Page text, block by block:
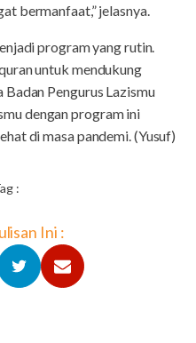
bermanfaat,” jelasnya.
program yang rutin.
untuk mendukung
Pengurus Lazismu
dengan program ini
di masa pandemi. (Yusuf)
:
Ini :